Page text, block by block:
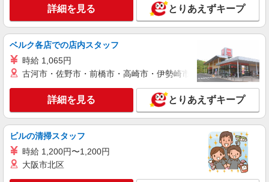
株式会社kotrio /●TK-H-1990912
井野駅＊看護助手＊日払いOK！推し活の軍資
金も即ゲット◎
時給1500円〜2125円 ＜日払い有/週払い有/交
通費全支給(ガソリン代含む)＞
高崎市内 ≪井野駅周辺≫
キープ 詳細を見る
派遣社員
株式会社kotrio /●TK-H-2014271
≪高崎駅≫年齢不問！０からスタートでも活躍
できる看護助手♪
詳細を見る とりあえずキープ
ベルク各店での店内スタッフ
時給 1,065円
古河市・佐野市・前橋市・高崎市・伊勢崎市・太田市・館林市
詳細を見る とりあえずキープ
ビルの清掃スタッフ
時給 1,200円〜1,200円
大阪市北区